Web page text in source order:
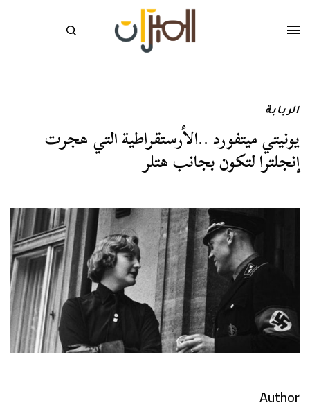
الربابة
يونيتي ميتفورد ..الأرستقراطية التي هجرت
إنجلترا لتكون بجانب هتلر
Author